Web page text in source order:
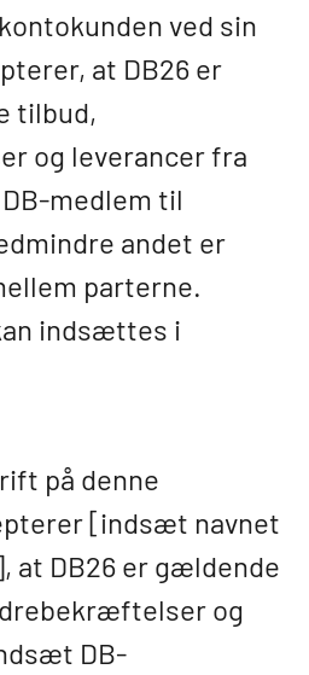
ved sin
at DB26 er
tilbud,
og leverancer fra
medlem til
andet er
parterne.
indsættes i
på denne
[indsæt navnet
at DB26 er gældende
og
DB-